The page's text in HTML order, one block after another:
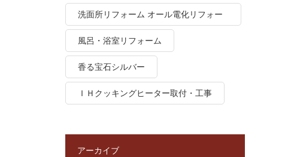
洗面所リフォーム オール電化リフォー
ム
風呂・浴室リフォーム
香る宝石シルバー
ＩＨクッキングヒーター取付・工事
アーカイブ